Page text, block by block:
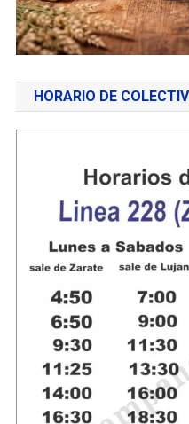
HORARIO DE